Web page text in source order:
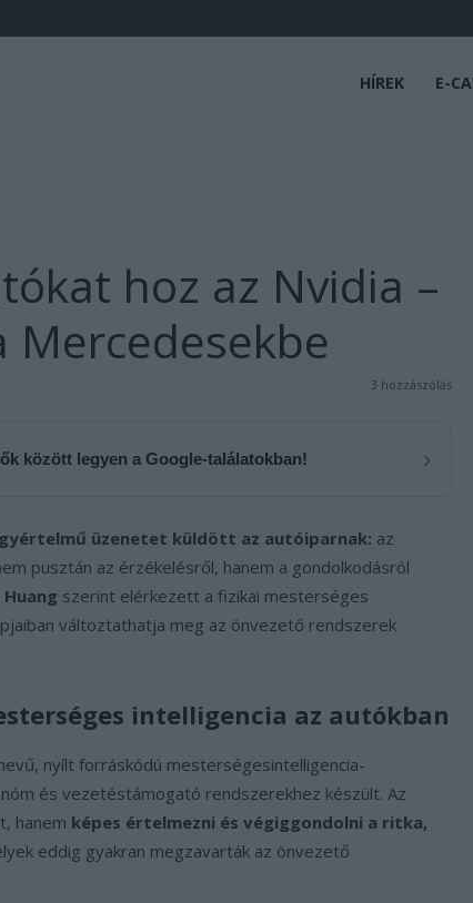
HÍREK E-
hoz az Nvidia –
Mercedesekbe
3 hozzászólás
között legyen a Google-találatokban! ›
üzenetet küldött az autóiparnak: az
pusztán az érzékelésről, hanem a gondolkodásról
szerint elérkezett a fizikai mesterséges
változtathatja meg az önvezető rendszerek
intelligencia az autókban
nyílt forráskódú mesterségesintelligencia-
és vezetéstámogató rendszerekhez készült. Az
hanem képes értelmezni és végiggondolni a ritka,
eddig gyakran megzavarták az önvezető